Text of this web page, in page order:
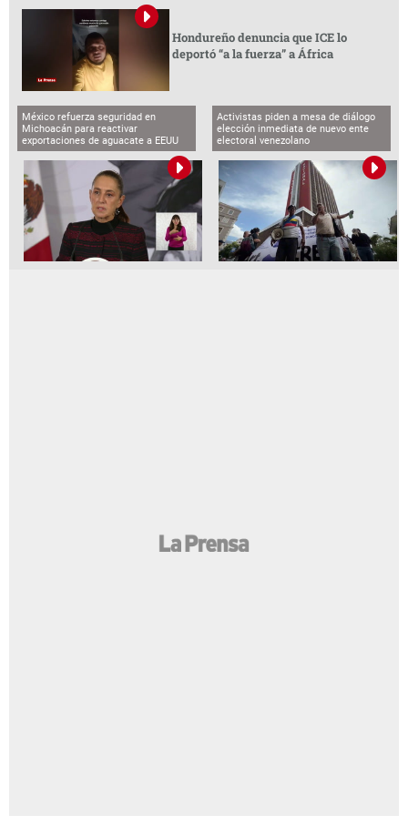
Hondureño denuncia que ICE lo
deportó “a la fuerza” a África
México refuerza seguridad en
Michoacán para reactivar
exportaciones de aguacate a EEUU
Activistas piden a mesa de diálogo
elección inmediata de nuevo ente
electoral venezolano